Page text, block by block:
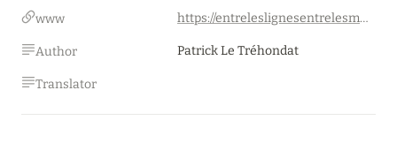
www https://entreleslignesentrelesmots.wordpress.com/2022/09/23/ukrainiennes-en-armes/
Author Patrick Le Tréhondat
Translator